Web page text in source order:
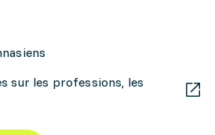
sur les professions, les